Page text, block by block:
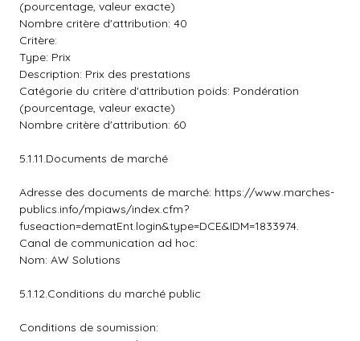
(pourcentage, valeur exacte)
Nombre critère d'attribution: 40
Critère:
Type: Prix
Description: Prix des prestations
Catégorie du critère d'attribution poids: Pondération
(pourcentage, valeur exacte)
Nombre critère d'attribution: 60
5.1.11.Documents de marché
Adresse des documents de marché: https://www.marches-
publics.info/mpiaws/index.cfm?
fuseaction=dematEnt.login&type=DCE&IDM=1833974.
Canal de communication ad hoc:
Nom: AW Solutions
5.1.12.Conditions du marché public
Conditions de soumission: